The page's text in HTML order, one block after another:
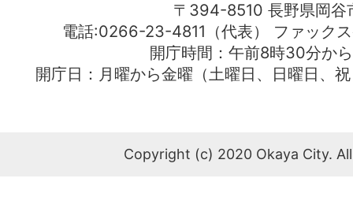
〒394-8510 長野県岡谷
電話:0266-23-4811（代表） ファッ
開庁時間：午前8時30分か
開庁日：月曜から金曜（土曜日、日曜日、
Copyright (c) 2020 Okaya City.